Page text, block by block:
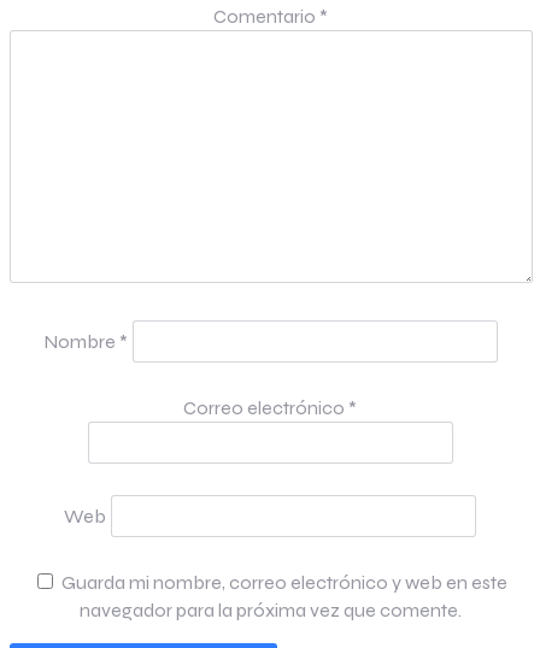
Comentario *
Nombre *
Correo electrónico *
Web
Guarda mi nombre, correo electrónico y web en este
navegador para la próxima vez que comente.